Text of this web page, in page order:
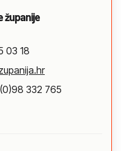
županije
03 18
332 765